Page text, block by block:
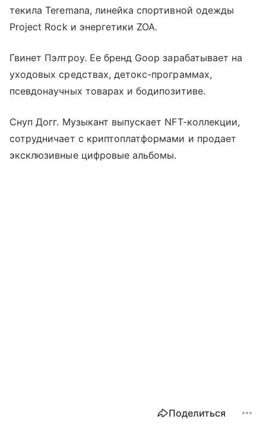
текила Teremana, линейка спортивной одежды
Project Rock и энергетики ZOA.
Гвинет Пэлтроу. Ее бренд Goop зарабатывает на
уходовых средствах, детокс-программах,
псевдонаучных товарах и бодипозитиве.
Снуп Догг. Музыкант выпускает NFT-коллекции,
сотрудничает с криптоплатформами и продает
эксклюзивные цифровые альбомы.
Поделиться